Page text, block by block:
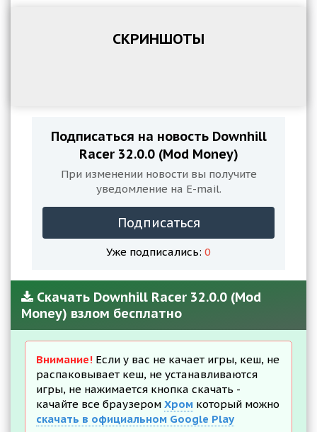
СКРИНШОТЫ
Подписаться на новость Downhill
Racer 32.0.0 (Mod Money)
При изменении новости вы получите
уведомление на E-mail.
Подписаться
Уже подписались: 0
Скачать Downhill Racer 32.0.0 (Mod
Money) взлом бесплатно
Внимание! Если у вас не качает игры, кеш, не
распаковывает кеш, не устанавливаются
игры, не нажимается кнопка скачать -
качайте все браузером Хром который можно
скачать в официальном Google Play